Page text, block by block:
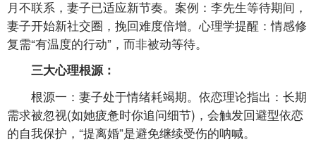
月不联系，妻子已适应新节奏。案例：李先生等待期间，
妻子开始新社交圈，挽回难度倍增。心理学提醒：情感修
复需“有温度的行动”，而非被动等待。
三大心理根源：
根源一：妻子处于情绪耗竭期。依恋理论指出：长期
需求被忽视(如她疲惫时你追问细节)，会触发回避型依恋
的自我保护，“提离婚”是避免继续受伤的呐喊。